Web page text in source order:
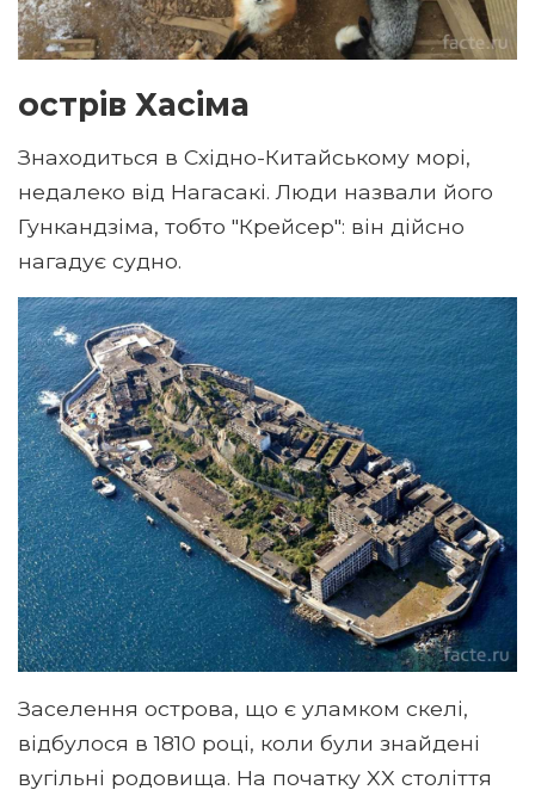
острів Хасіма
Знаходиться в Східно-Китайському морі,
недалеко від Нагасакі. Люди назвали його
Гункандзіма, тобто "Крейсер": він дійсно
нагадує судно.
Заселення острова, що є уламком скелі,
відбулося в 1810 році, коли були знайдені
вугільні родовища. На початку XX століття